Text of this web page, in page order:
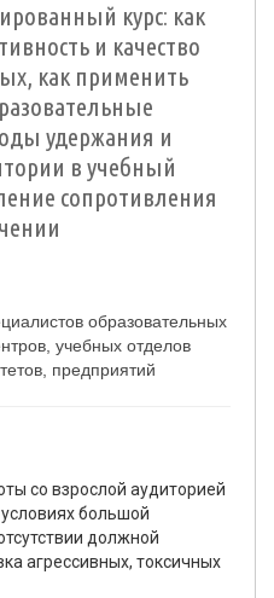
курс: как
и качество
как применить
удержания и
в учебный
сопротивления
образовательных
учебных отделов
предприятий
со взрослой аудиторией
большой
должной
агрессивных, токсичных